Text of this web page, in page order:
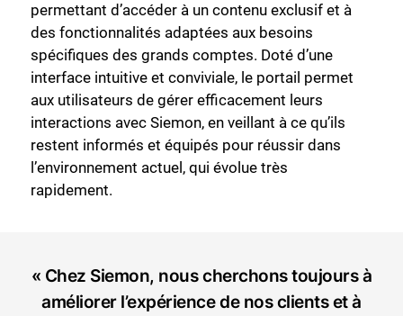
permettant d’accéder à un contenu exclusif et à
des fonctionnalités adaptées aux besoins
spécifiques des grands comptes. Doté d’une
interface intuitive et conviviale, le portail permet
aux utilisateurs de gérer efficacement leurs
interactions avec Siemon, en veillant à ce qu’ils
restent informés et équipés pour réussir dans
l’environnement actuel, qui évolue très
rapidement.
« Chez Siemon, nous cherchons toujours à
améliorer l’expérience de nos clients et à